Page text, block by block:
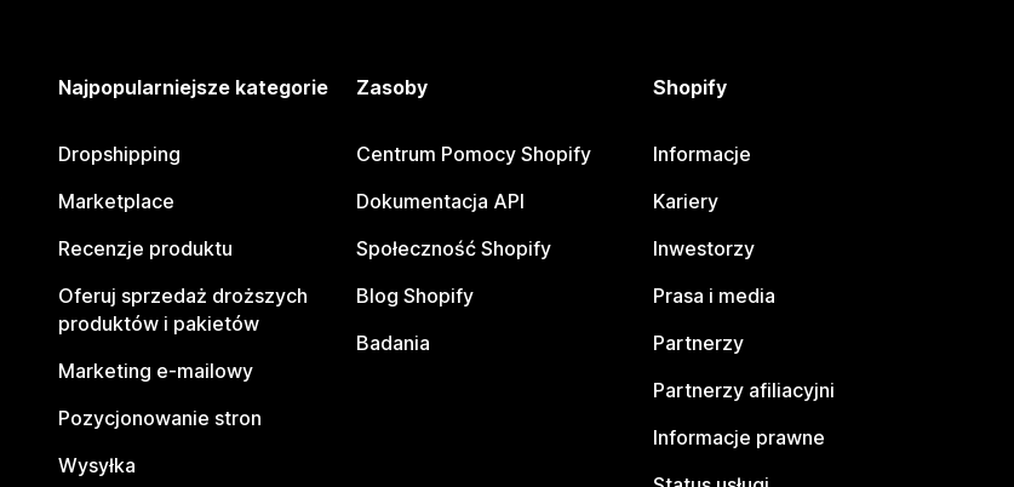
Najpopularniejsze kategorie
Dropshipping
Marketplace
Recenzje produktu
Oferuj sprzedaż droższych
produktów i pakietów
Marketing e-mailowy
Pozycjonowanie stron
Wysyłka
Zasoby
Centrum Pomocy Shopify
Dokumentacja API
Społeczność Shopify
Blog Shopify
Badania
Shopify
Informacje
Kariery
Inwestorzy
Prasa i media
Partnerzy
Partnerzy afiliacyjni
Informacje prawne